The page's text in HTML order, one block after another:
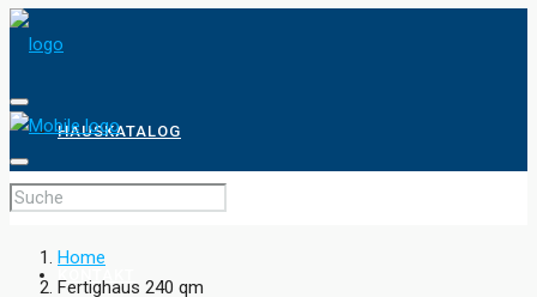
HAUSKATALOG
ANBIETER
Home
Fertighaus 240 qm